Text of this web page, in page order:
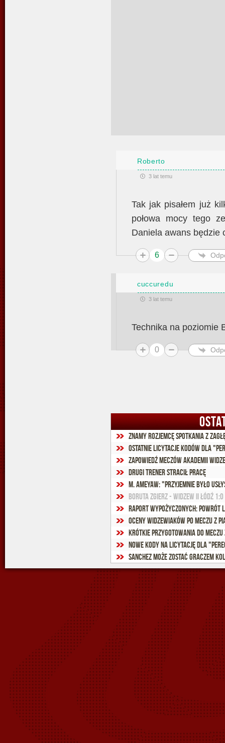
Roberto
3 lat temu
Tak jak pisałem już
połowa mocy tego
Daniela awans będzie
6
cuccuredu
3 lat temu
Technika na poziomie
0
Znamy rozjemcę spotkania z
Ostatnie licytacje kodów dla
Zapowiedź meczów Akademii
Drugi trener stracił pracę
M. Ameyaw: "Przyjemnie było
Boruta Zgierz - Widzew II Łódź 1:0
Raport wypożyczonych: Powrót
Oceny widzewiaków po meczu z
Krótkie przygotowania do meczu
Nowe kody na licytację dla
Sanchez może zostać graczem